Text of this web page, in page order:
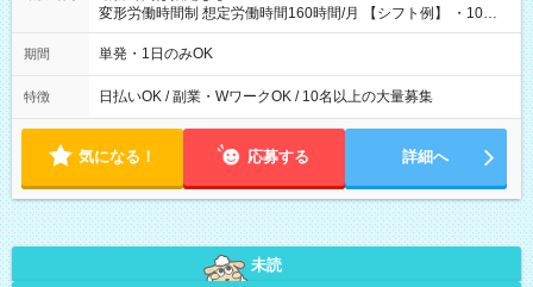
変形労働時間制 想定労働時間160時間/月 【シフト例】 ・10：
00～20：00
期間 単発・1日のみOK
特徴 日払いOK / 副業・WワークOK / 10名以上の大量募集
気になる！ 応募する 詳細へ
未読